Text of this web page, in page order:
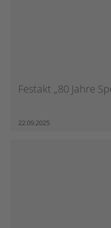
Festakt „80 Jahre
22.09.2025